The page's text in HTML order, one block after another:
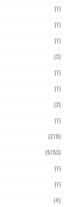
(1)
(1)
(1)
(3)
(1)
(1)
(2)
(1)
(278)
(5753)
(1)
(1)
(4)